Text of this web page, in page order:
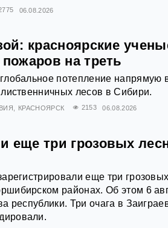
06.08.2026
красноярские
на треть
потепление напрямую
лесов в Сибири.
КРАСНОЯРСК 2153 06.08.2026
еще три грозовых
еще три
районах. Об этом 6
республики. Три очага в